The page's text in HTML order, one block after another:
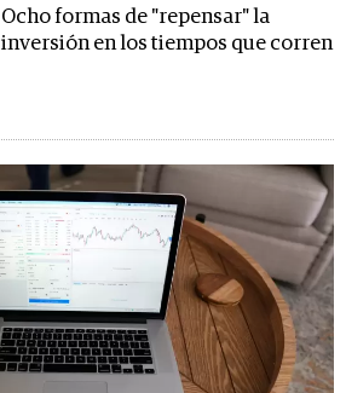
Ocho formas de "repensar" la
inversión en los tiempos que corren